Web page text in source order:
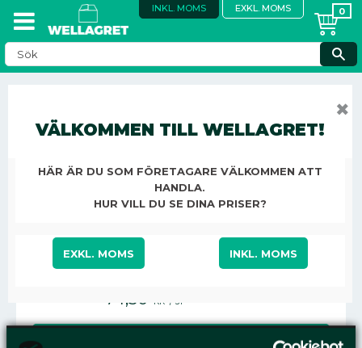
INKL. MOMS EXKL. MOMS
KONTOR, STÄD & ÖVRIGT STÄD OCH HYGIEN
TVÅL OCH HYGIEN
HANDCREME ATRIX INTENSIVE
200ML
74,50 KR / ST
VÄLKOMMEN TILL WELLAGRET!
HÄR ÄR DU SOM FÖRETAGARE VÄLKOMMEN ATT
HANDLA.
HUR VILL DU SE DINA PRISER?
EXKL. MOMS INKL. MOMS
✖